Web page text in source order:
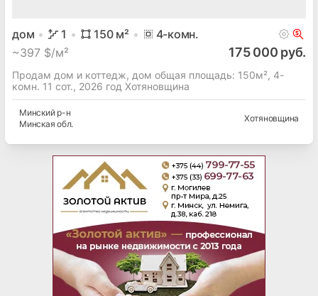
дом 1 150м² 4-комн.
~397 $/м² 175 000 руб.
Продам дом и коттедж, дом общая площадь: 150м², 4-
комн. 11 сот., 2026 год Хотяновщина
Минскийр-н
Минская обл.
Хотяновщина